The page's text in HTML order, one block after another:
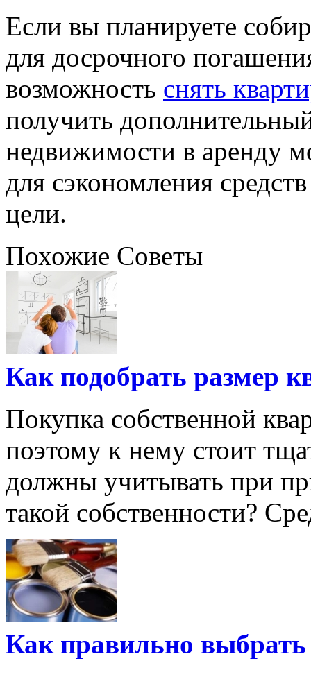
Если вы планируете
для досрочного
возможность снять
получить
недвижимости в аренду
для сэкономления
цели.
Похожие Советы
Как подобрать размер
Покупка собственной
поэтому к нему стоит
должны учитывать при
такой собственности?
Как правильно